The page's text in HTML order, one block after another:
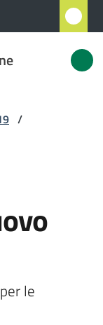
/
le